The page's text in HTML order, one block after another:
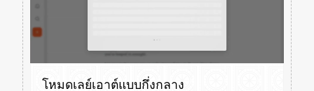
โหมดเลย์เอาต์แบบกึ่งกลาง